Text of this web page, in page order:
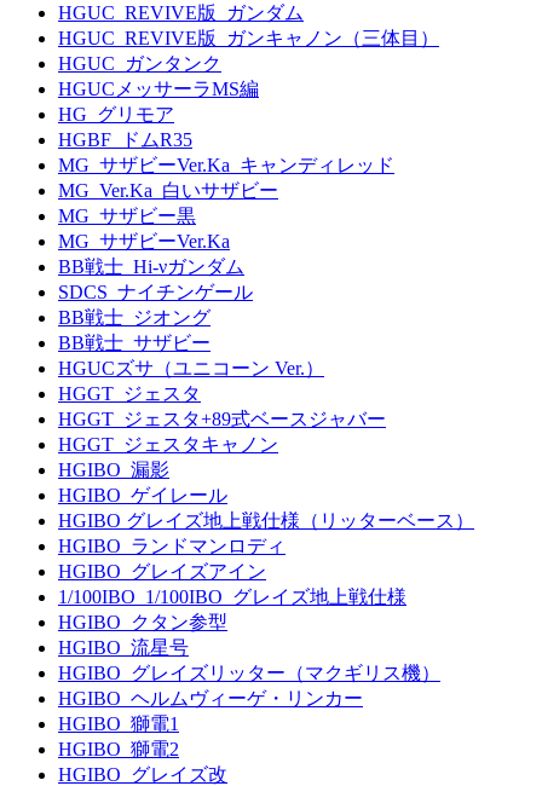
HGUC_REVIVE版_ガンダム
HGUC_REVIVE版_ガンキャノン（三体目）
HGUC_ガンタンク
HGUCメッサーラMS編
HG_グリモア
HGBF_ドムR35
MG_サザビーVer.Ka_キャンディレッド
MG_Ver.Ka_白いサザビー
MG_サザビー黒
MG_サザビーVer.Ka
BB戦士_Hi-νガンダム
SDCS_ナイチンゲール
BB戦士_ジオング
BB戦士_サザビー
HGUCズサ（ユニコーン Ver.）
HGGT_ジェスタ
HGGT_ジェスタ+89式ベースジャバー
HGGT_ジェスタキャノン
HGIBO_漏影
HGIBO_ゲイレール
HGIBO グレイズ地上戦仕様（リッターベース）
HGIBO_ランドマンロディ
HGIBO_グレイズアイン
1/100IBO_1/100IBO_グレイズ地上戦仕様
HGIBO_クタン参型
HGIBO_流星号
HGIBO_グレイズリッター（マクギリス機）
HGIBO_ヘルムヴィーゲ・リンカー
HGIBO_獅電1
HGIBO_獅電2
HGIBO_グレイズ改